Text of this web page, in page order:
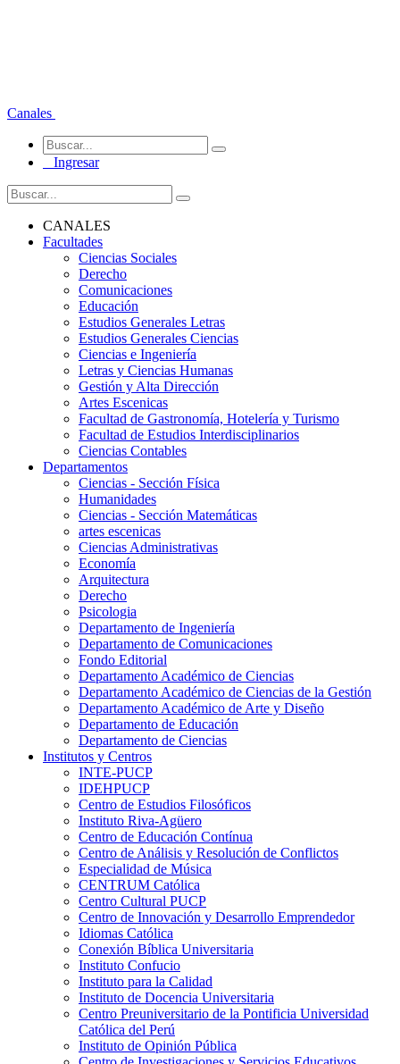
Canales
Ingresar
CANALES
Facultades
Ciencias Sociales
Derecho
Comunicaciones
Educación
Estudios Generales Letras
Estudios Generales Ciencias
Ciencias e Ingeniería
Letras y Ciencias Humanas
Gestión y Alta Dirección
Artes Escenicas
Facultad de Gastronomía, Hotelería y Turismo
Facultad de Estudios Interdisciplinarios
Ciencias Contables
Departamentos
Ciencias - Sección Física
Humanidades
Ciencias - Sección Matemáticas
artes escenicas
Ciencias Administrativas
Economía
Arquitectura
Derecho
Psicologia
Departamento de Ingeniería
Departamento de Comunicaciones
Fondo Editorial
Departamento Académico de Ciencias
Departamento Académico de Ciencias de la Gestión
Departamento Académico de Arte y Diseño
Departamento de Educación
Departamento de Ciencias
Institutos y Centros
INTE-PUCP
IDEHPUCP
Centro de Estudios Filosóficos
Instituto Riva-Agüero
Centro de Educación Contínua
Centro de Análisis y Resolución de Conflictos
Especialidad de Música
CENTRUM Católica
Centro Cultural PUCP
Centro de Innovación y Desarrollo Emprendedor
Idiomas Católica
Conexión Bíblica Universitaria
Instituto Confucio
Instituto para la Calidad
Instituto de Docencia Universitaria
Centro Preuniversitario de la Pontificia Universidad
Católica del Perú
Instituto de Opinión Pública